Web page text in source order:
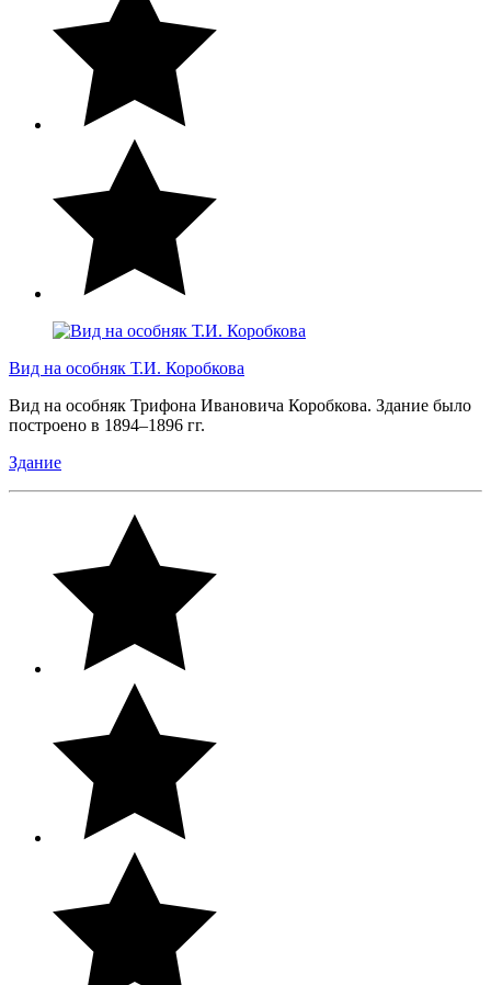
Вид на особняк Т.И. Коробкова
Вид на особняк Трифона Ивановича Коробкова. Здание было
построено в 1894–1896 гг.
Здание